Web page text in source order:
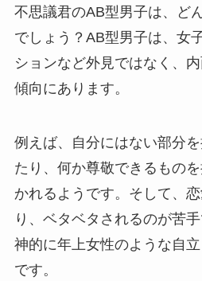
不思議君のAB型男子は、ど
でしょう？AB型男子は、女
ションなど外見ではなく、
傾向にあります。
例えば、自分にはない部分
たり、何か尊敬できるもの
かれるようです。そして、
り、ベタベタされるのが苦
神的に年上女性のような自
です。